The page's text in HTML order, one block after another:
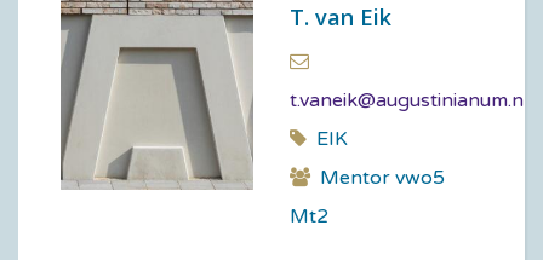
T. van Eik
t.vaneik@augustinianum.nl
EIK
Mentor vwo5
Mt2